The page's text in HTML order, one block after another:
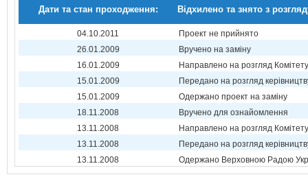
Дати та стан проходження: Відхилено та знято з
04.10.2011
Проект не прийнято
26.01.2009
Вручено на заміну
16.01.2009
Направлено на розгляд Комітету
15.01.2009
Передано на розгляд
15.01.2009
Одержано проект на заміну
18.11.2008
Вручено для ознайомлення
13.11.2008
Направлено на розгляд Комітету
13.11.2008
Передано на розгляд
13.11.2008
Одержано Верховною Радою